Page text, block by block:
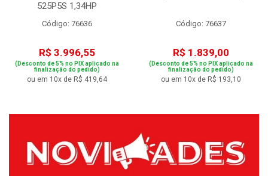
525P5S 1,34HP
Código: 76636
R$ 3.996,55
(Desconto de 5% no PIX aplicado na
finalização do pedido)
ou em 10x de R$ 419,64
Código: 76637
R$ 1.839,00
(Desconto de 5% no PIX aplicado na
finalização do pedido)
ou em 10x de R$ 193,10